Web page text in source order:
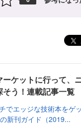
ーケットに行って、
そう！連載記事一覧
でエッジな技術本をゲ
新刊ガイド（2019...